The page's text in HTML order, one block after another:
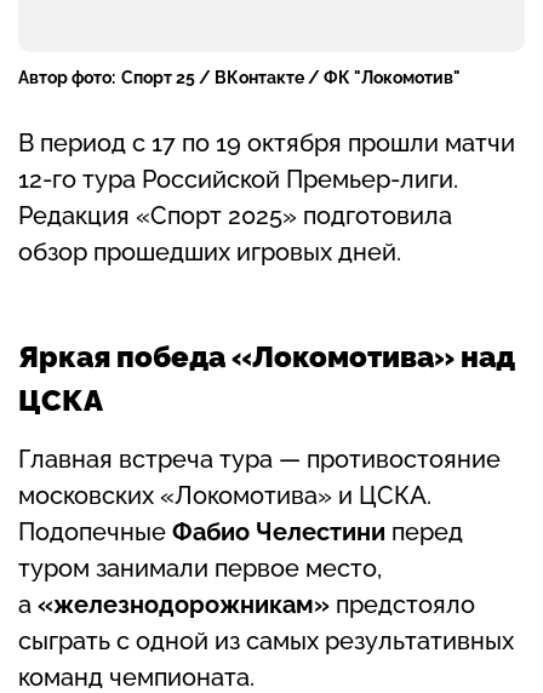
Автор фото: Спорт 25 / ВКонтакте / ФК "Локомотив"
В период с 17 по 19 октября прошли матчи
12-го тура Российской Премьер-лиги.
Редакция «Спорт 2025» подготовила
обзор прошедших игровых дней.
Яркая победа «Локомотива» над
ЦСКА
Главная встреча тура — противостояние
московских «Локомотива» и ЦСКА.
Подопечные Фабио Челестини перед
туром занимали первое место,
а «железнодорожникам» предстояло
сыграть с одной из самых результативных
команд чемпионата.